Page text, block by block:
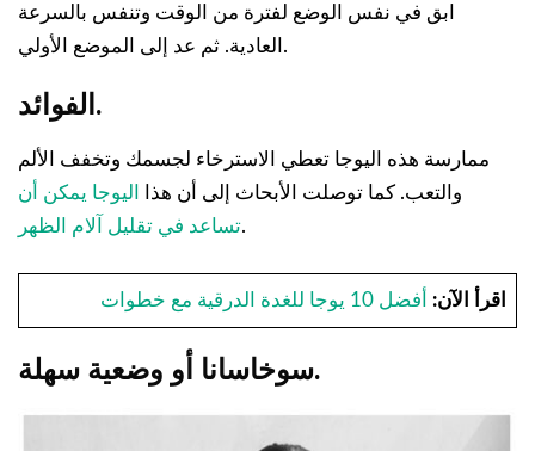
ابق في نفس الوضع لفترة من الوقت وتنفس بالسرعة
العادية. ثم عد إلى الموضع الأولي.
الفوائد.
ممارسة هذه اليوجا تعطي الاسترخاء لجسمك وتخفف الألم
والتعب. كما توصلت الأبحاث إلى أن هذا
اليوجا يمكن أن
تساعد في تقليل آلام الظهر.
اقرأ الآن: أفضل 10 يوجا للغدة الدرقية مع خطوات
سوخاسانا أو وضعية سهلة.